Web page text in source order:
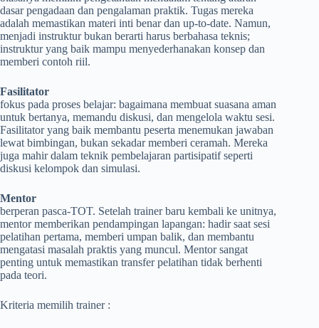
dasar pengadaan dan pengalaman praktik. Tugas mereka
adalah memastikan materi inti benar dan up-to-date. Namun,
menjadi instruktur bukan berarti harus berbahasa teknis;
instruktur yang baik mampu menyederhanakan konsep dan
memberi contoh riil.
Fasilitator
fokus pada proses belajar: bagaimana membuat suasana aman
untuk bertanya, memandu diskusi, dan mengelola waktu sesi.
Fasilitator yang baik membantu peserta menemukan jawaban
lewat bimbingan, bukan sekadar memberi ceramah. Mereka
juga mahir dalam teknik pembelajaran partisipatif seperti
diskusi kelompok dan simulasi.
Mentor
berperan pasca-TOT. Setelah trainer baru kembali ke unitnya,
mentor memberikan pendampingan lapangan: hadir saat sesi
pelatihan pertama, memberi umpan balik, dan membantu
mengatasi masalah praktis yang muncul. Mentor sangat
penting untuk memastikan transfer pelatihan tidak berhenti
pada teori.
Kriteria memilih trainer :